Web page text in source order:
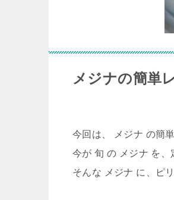
メジナの簡単
今回は、 メジナ の簡
今が 旬 の メジナ を、
そんな メジナ に、ピ